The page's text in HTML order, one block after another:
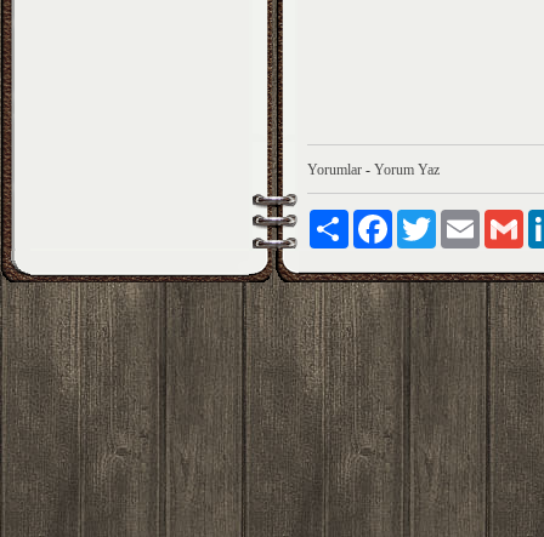
Yorumlar - Yorum Yaz
Paylaş FacebookTwitter Email